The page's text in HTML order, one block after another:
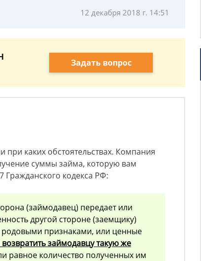
12 декабря 2018 г. 14:51
Задать вопрос
при каких обстоятельствах. Компания
суммы займа, которую вам
Гражданского кодекса РФ:
(займодавец) передает или
другой стороне (заемщику)
признаками, или ценные
займодавцу такую же
равное количество полученных им